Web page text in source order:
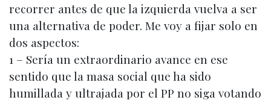
recorrer antes de que la izquierda vuelva a ser
una alternativa de poder. Me voy a fijar solo en
dos aspectos:
1 – Sería un extraordinario avance en ese
sentido que la masa social que ha sido
humillada y ultrajada por el PP no siga votando